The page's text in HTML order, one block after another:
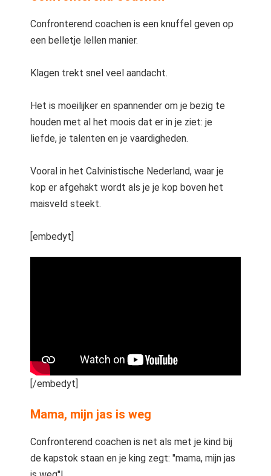
Confronterend coachen is een knuffel geven op
een belletje lellen manier.
Klagen trekt snel veel aandacht.
Het is moeilijker en spannender om je bezig te
houden met al het moois dat er in je ziet: je
liefde, je talenten en je vaardigheden.
Vooral in het Calvinistische Nederland, waar je
kop er afgehakt wordt als je je kop boven het
maisveld steekt.
[embedyt]
[/embedyt]
Mama, mijn jas is weg
Confronterend coachen is net als met je kind bij
de kapstok staan en je king zegt: "mama, mijn jas